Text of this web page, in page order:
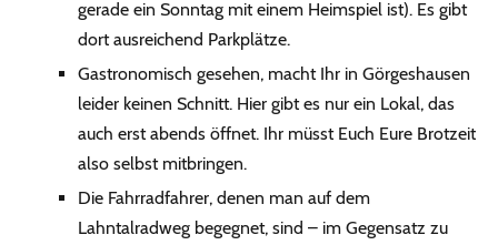
gerade ein Sonntag mit einem Heimspiel ist). Es gibt
dort ausreichend Parkplätze.
Gastronomisch gesehen, macht Ihr in Görgeshausen
leider keinen Schnitt. Hier gibt es nur ein Lokal, das
auch erst abends öffnet. Ihr müsst Euch Eure Brotzeit
also selbst mitbringen.
Die Fahrradfahrer, denen man auf dem
Lahntalradweg begegnet, sind – im Gegensatz zu